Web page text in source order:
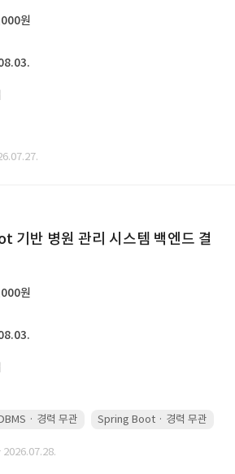
원
반 병원 관리 시스템 백엔드 결
원
· 경력 무관 Spring Boot · 경력 무관
2026.07.28.